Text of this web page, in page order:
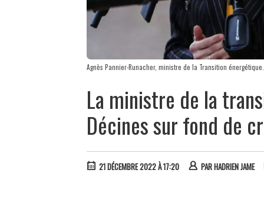
Agnès Pannier-Runacher, ministre de la Transition
La ministre de la
Décines sur fond de
21 DÉCEMBRE 2022 À 17:20 PARHADRIEN JAME